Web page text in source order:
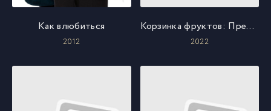
Как влюбиться
2012
Корзинка фруктов: Прелюдия
2022